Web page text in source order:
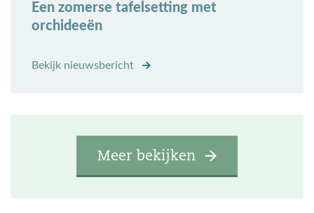
Een zomerse tafelsetting met
orchideeën
Bekijk nieuwsbericht
Meer bekijken